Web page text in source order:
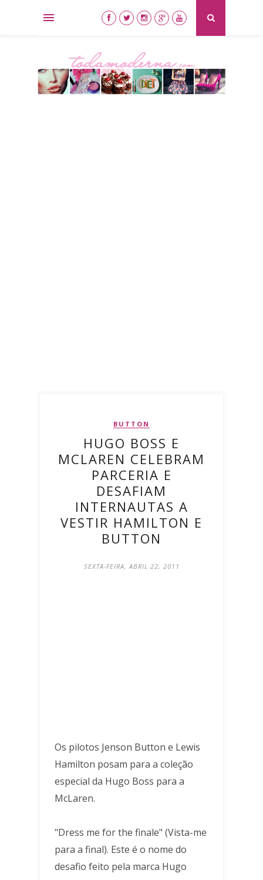
BUTTON
HUGO BOSS E
MCLAREN CELEBRAM
PARCERIA E
DESAFIAM
INTERNAUTAS A
VESTIR HAMILTON E
BUTTON
SEXTA-FEIRA, ABRIL 22, 2011
Os pilotos Jenson Button e Lewis
Hamilton posam para a coleção
especial da Hugo Boss para a
McLaren.
"Dress me for the finale" (Vista-me
para a final). Este é o nome do
desafio feito pela marca Hugo